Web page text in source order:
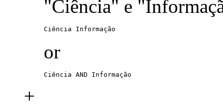
"Ciência" e
Ciência Informação
or
Ciência AND Informação
+